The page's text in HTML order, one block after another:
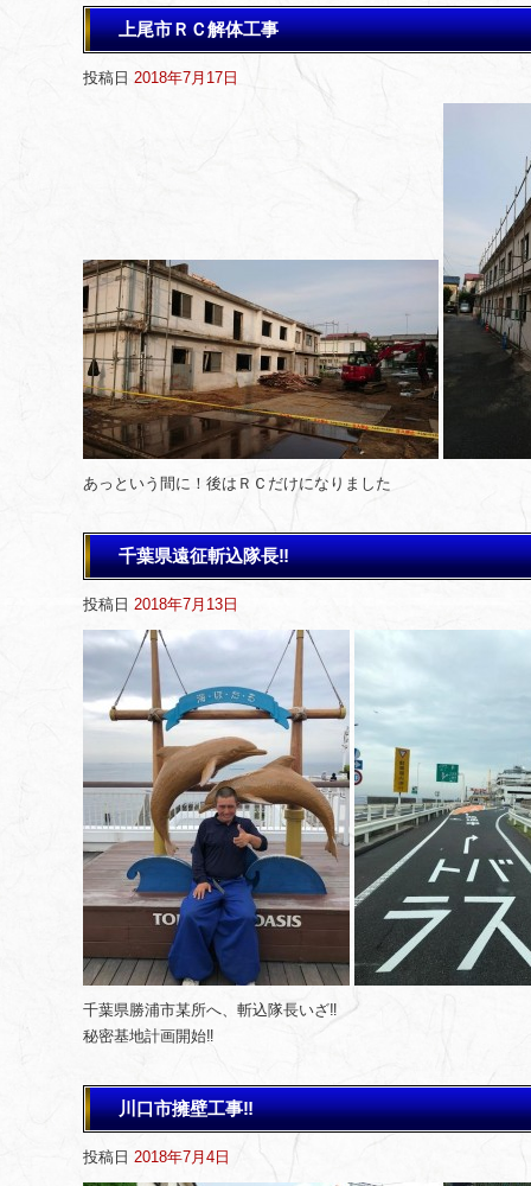
上尾市ＲＣ解体工事
投稿日 2018年7月17日
あっという間に！後はＲＣだけになりました
千葉県遠征斬込隊長‼️
投稿日 2018年7月13日
千葉県勝浦市某所へ、斬込隊長いざ‼️
秘密基地計画開始‼️
川口市擁壁工事‼️
投稿日 2018年7月4日